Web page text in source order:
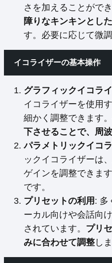
さを加えることがで
障りなキンキンとし
す。必要に応じて微
イコライザーの基本操作
グラフィックイコラ
イコライザーを使用
細かく調整できます。
下させることで、周
パラメトリックイコ
ックイコライザーは
ゲインを調整できます
です。
プリセットの利用 : 多
ーカル向けや会話向
されています。 プリ
みに合わせて調整 し